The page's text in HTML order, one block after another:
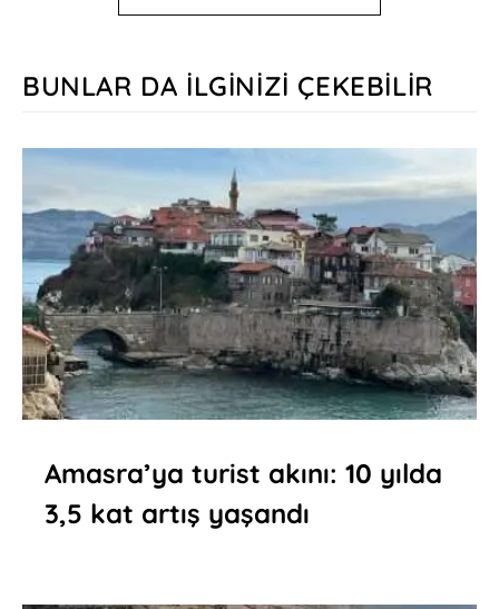
BUNLAR DA İLGINIZI ÇEKEBILIR
Amasra’ya turist akını: 10 yılda
3,5 kat artış yaşandı